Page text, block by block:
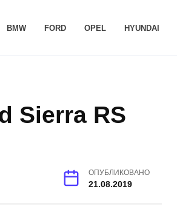
BMW FORD OPEL HYUNDAI
Sierra RS
ОПУБЛИКОВАНО
21.08.2019